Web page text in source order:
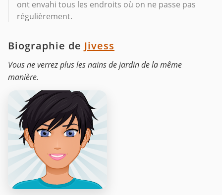
ont envahi tous les endroits où on ne passe pas
régulièrement.
Biographie de Jivess
Vous ne verrez plus les nains de jardin de la même
manière.